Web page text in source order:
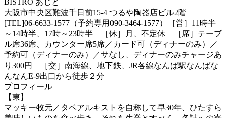
大阪市中央区難波千日前15-4 つるや陶器店ビル2階
[TEL]06-6633-1577（予約専用090-3464-1577）［営］11時半
～14時半、17時～23時半 ［休］月、不定休 ［席］テーブ
ル席36席、カウンター席5席／カード可（ディナーのみ）／
予約可（ディナーのみ）／サなし、ディナーのみチャージあ
り300円 ［交］南海線、地下鉄、JR各線なんば駅なんばな
んなんE-9出口から徒歩２分
プロフィール
【東】
マッキー牧元／タベアルキストを自称して早30年、ひたすら